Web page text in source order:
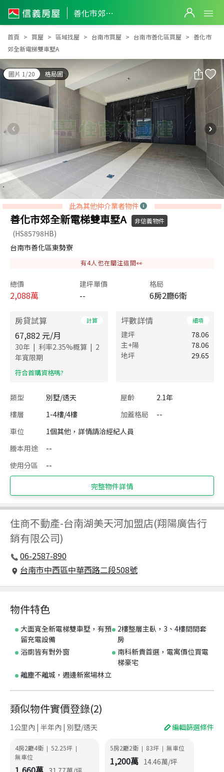
善化市郊全新電梯雙車墅A
善化市郊全新電梯雙車墅A
首頁 買屋 區域找屋 台南市買屋 台南市善化區買屋
善化市
郊全新電梯雙車墅A
圖片 1/20 格局圖
此為其他仲介業者物件
善化市郊全新電梯雙車墅A 非信義物件
(HS85798HB)
台南市善化區東勢寮
有4人也在關注這間👀
總價
2,088萬
建坪單價
--
格局
6房2廳6衛
房貸試算 計算
67,882 元/月
30年 | 利率2.35%概算 | 2
年寬限期
​符合首購資格嗎?
坪數詳情 細項
建坪
78.06
主+陽
78.06
地坪
29.65
類型 別墅/透天 屋齡
2.1年
樓層
1-4樓/4樓 加蓋格局
--
車位
1個其他，詳情請洽經紀人員
謄本用途
--
使用分區
--
完整物件詳情
住商不動產-台南湖美天河加盟店(翔陽廣告行
銷有限公司)
06-2587-890
台南市中西區中華西路二段508號
物件特色
大面寬全新電梯雙車墅，有預
留充電設備
2樓整層主臥，3、4樓間間套
房
浴廁皆有對外窗
南科新貴首選，電寓價位買電
梯豪宅
離塵不離城，週邊新案場林立
類似物件實價登錄(2)
1公里內 | 半年內 | 別墅/透天 編輯篩選條件
4房2廳4衛 | 52.25坪 |
無車位
5房2廳2衛 | 83坪 | 無車位
1,200萬 14.46萬/坪